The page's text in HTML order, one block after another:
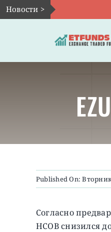
Skip
to
Новости >
Published On:
Согласно
HCOB снизился